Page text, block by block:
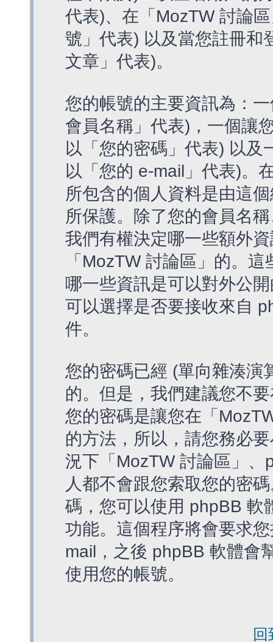
代表)、在「MozTW 討論
號」代表) 以及當您註冊和
文章」代表)。
您的帳號的主要資訊為：
會員名稱」代表)，一個讓
以「您的密碼」代表) 以及
以「您的 e-mail」代表)。
所包含的個人資料是由這
所保護。除了您的會員名
我們有權決定哪一些額外
「MozTW 討論區」的。
哪一些資訊是可以對外公
可以選擇是否要接收來自
件。
您的密碼已經 (單向雜湊演
的。但是，我們建議您不
您的密碼是讓您在「
的方法，所以，請您務必
況下「MozTW 討論區」
人都不會跟您索取您的密
碼，您可以使用 phpBB 軟
功能。這個程序將會要求
mail，之後 phpBB 軟體會
使用您的帳號。